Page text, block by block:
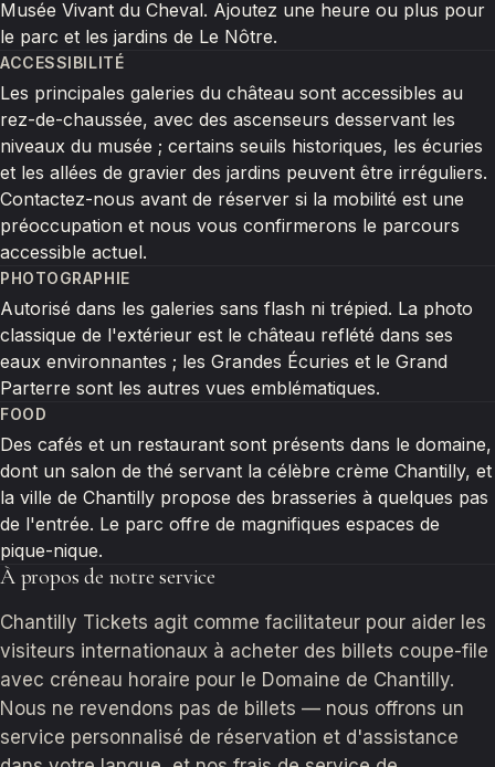
Musée Vivant du Cheval. Ajoutez une heure ou plus pour
le parc et les jardins de Le Nôtre.
ACCESSIBILITÉ
Les principales galeries du château sont accessibles au
rez-de-chaussée, avec des ascenseurs desservant les
niveaux du musée ; certains seuils historiques, les écuries
et les allées de gravier des jardins peuvent être irréguliers.
Contactez-nous avant de réserver si la mobilité est une
préoccupation et nous vous confirmerons le parcours
accessible actuel.
PHOTOGRAPHIE
Autorisé dans les galeries sans flash ni trépied. La photo
classique de l'extérieur est le château reflété dans ses
eaux environnantes ; les Grandes Écuries et le Grand
Parterre sont les autres vues emblématiques.
FOOD
Des cafés et un restaurant sont présents dans le domaine,
dont un salon de thé servant la célèbre crème Chantilly, et
la ville de Chantilly propose des brasseries à quelques pas
de l'entrée. Le parc offre de magnifiques espaces de
pique-nique.
À propos de notre service
Chantilly Tickets agit comme facilitateur pour aider les
visiteurs internationaux à acheter des billets coupe-file
avec créneau horaire pour le Domaine de Chantilly.
Nous ne revendons pas de billets — nous offrons un
service personnalisé de réservation et d'assistance